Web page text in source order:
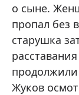
о сыне.
пропал без
старушка
продолжили
Жуков